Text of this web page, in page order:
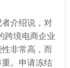
介绍说，对
跨境电商企业
非常高，而
。申请冻结